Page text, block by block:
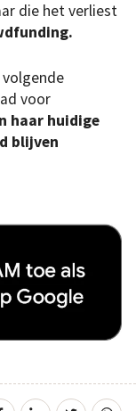
die het verliest
voor
haar huidige
blijven